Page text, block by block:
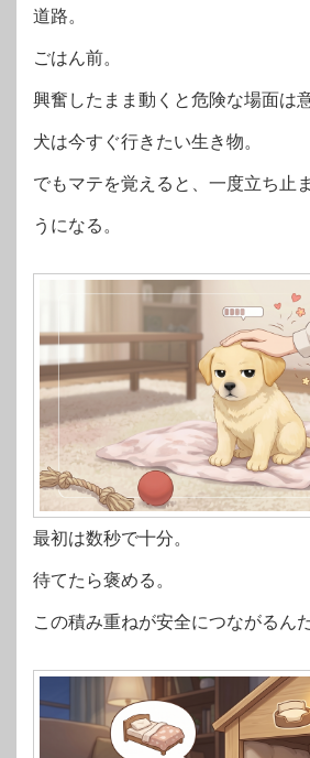
道路。
ごはん前。
興奮したまま動くと危険な場面は
犬は今すぐ行きたい生き物。
でもマテを覚えると、一度立ち止
うになる。
最初は数秒で十分。
待てたら褒める。
この積み重ねが安全につながるんだ